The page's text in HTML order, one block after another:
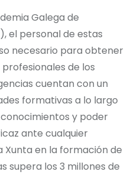
Galega de
el personal de estas
necesario para obtener
de los
cuentan con un
formativas a lo largo
y poder
ante cualquier
Xunta en la formación de
supera los 3 millones de